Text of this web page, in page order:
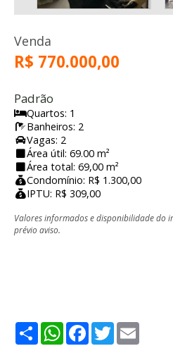
Venda
R$ 770.000,00
Padrão
Quartos: 1
Banheiros: 2
Vagas: 2
Área útil: 69.00 m²
Área total: 69,00 m²
Condomínio: R$ 1.300,00
IPTU: R$ 309,00
Valores informados e disponibilidade do
prévio aviso.
ShareWhatsApp
Facebook
Twitter